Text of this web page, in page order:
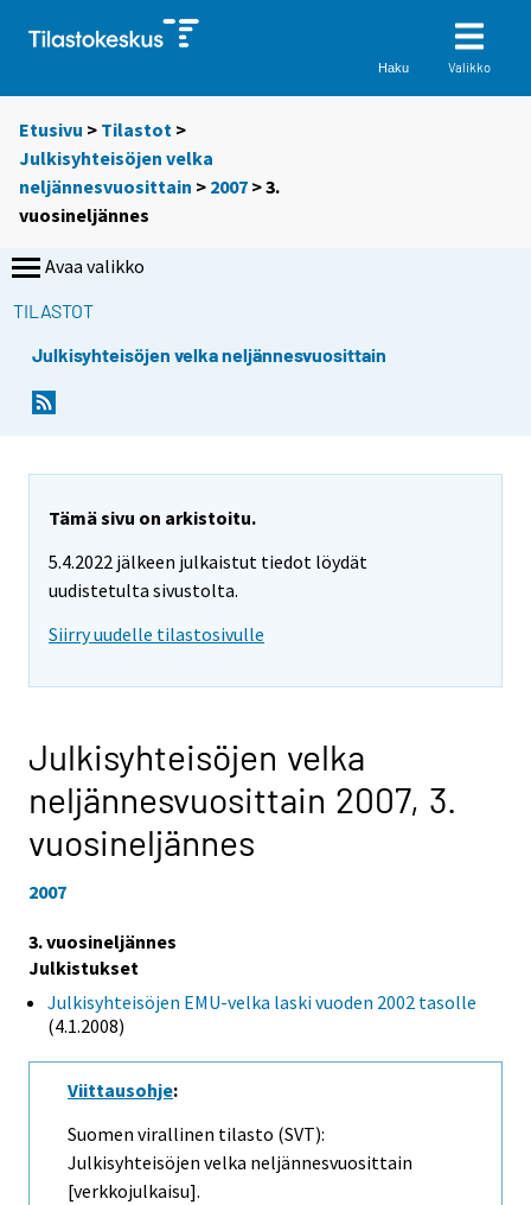
Haku Valikko
Etusivu > Tilastot >
Julkisyhteisöjen velka
neljännesvuosittain > 2007 >3.
vuosineljännes
Avaa valikko
TILASTOT
Julkisyhteisöjen velka neljännesvuosittain
Tämä sivu on arkistoitu.
5.4.2022 jälkeen julkaistut tiedot löydät
uudistetulta sivustolta.
Siirry uudelle tilastosivulle
Julkisyhteisöjen velka
neljännesvuosittain 2007, 3.
vuosineljännes
2007
3. vuosineljännes
Julkistukset
Julkisyhteisöjen EMU-velka laski vuoden 2002 tasolle
(4.1.2008)
Viittausohje:
Suomen virallinen tilasto (SVT):
Julkisyhteisöjen velka neljännesvuosittain
[verkkojulkaisu].